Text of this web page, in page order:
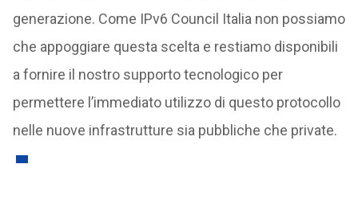
generazione. Come IPv6 Council Italia non possiamo
che appoggiare questa scelta e restiamo disponibili
a fornire il nostro supporto tecnologico per
permettere l’immediato utilizzo di questo protocollo
nelle nuove infrastrutture sia pubbliche che private.